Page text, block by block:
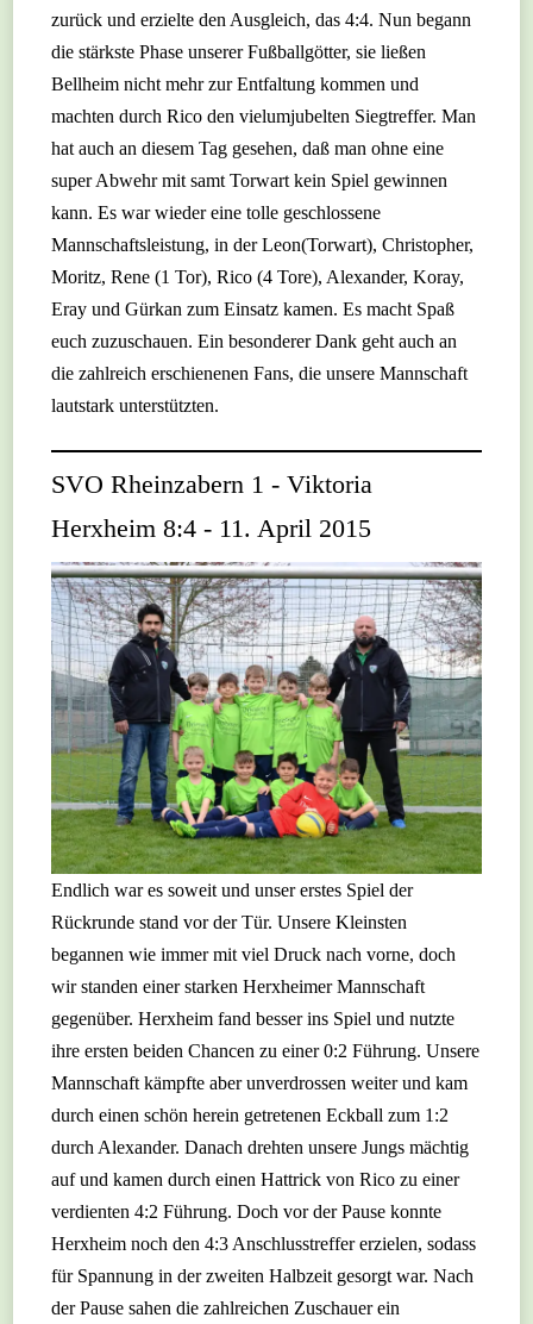
zurück und erzielte den Ausgleich, das 4:4. Nun begann
die stärkste Phase unserer Fußballgötter, sie ließen
Bellheim nicht mehr zur Entfaltung kommen und
machten durch Rico den vielumjubelten Siegtreffer. Man
hat auch an diesem Tag gesehen, daß man ohne eine
super Abwehr mit samt Torwart kein Spiel gewinnen
kann. Es war wieder eine tolle geschlossene
Mannschaftsleistung, in der Leon(Torwart), Christopher,
Moritz, Rene (1 Tor), Rico (4 Tore), Alexander, Koray,
Eray und Gürkan zum Einsatz kamen. Es macht Spaß
euch zuzuschauen. Ein besonderer Dank geht auch an
die zahlreich erschienenen Fans, die unsere Mannschaft
lautstark unterstützten.
SVO Rheinzabern 1 - Viktoria
Herxheim 8:4 - 11. April 2015
Endlich war es soweit und unser erstes Spiel der
Rückrunde stand vor der Tür. Unsere Kleinsten
begannen wie immer mit viel Druck nach vorne, doch
wir standen einer starken Herxheimer Mannschaft
gegenüber. Herxheim fand besser ins Spiel und nutzte
ihre ersten beiden Chancen zu einer 0:2 Führung. Unsere
Mannschaft kämpfte aber unverdrossen weiter und kam
durch einen schön herein getretenen Eckball zum 1:2
durch Alexander. Danach drehten unsere Jungs mächtig
auf und kamen durch einen Hattrick von Rico zu einer
verdienten 4:2 Führung. Doch vor der Pause konnte
Herxheim noch den 4:3 Anschlusstreffer erzielen, sodass
für Spannung in der zweiten Halbzeit gesorgt war. Nach
der Pause sahen die zahlreichen Zuschauer ein